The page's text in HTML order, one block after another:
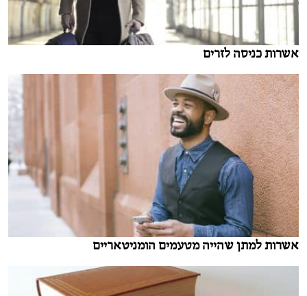
אשרות כניסה לזרים
אשרות למתן שהייה מטעמים הומניטאריים